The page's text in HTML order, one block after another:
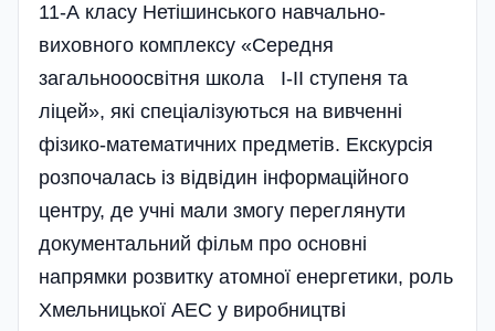
11-А класу Нетішинського навчально-
виховного комплексу «Середня
загальнооосвітня школа I-II ступеня та
ліцей», які спеціалізуються на вивченні
фізико-математичних предметів. Екскурсія
розпочалась із відвідин інформаційного
центру, де учні мали змогу переглянути
документальний фільм про основні
напрямки розвитку атомної енергетики, роль
Хмельницької АЕС у виробництві